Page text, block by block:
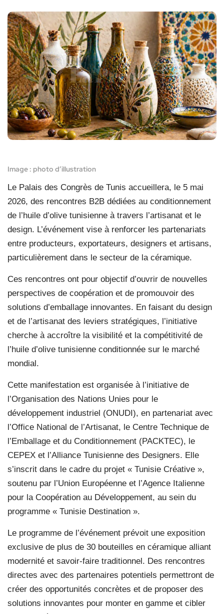
Image : photo d’illustration
Le Palais des Congrès de Tunis accueillera, le 5 mai
2026, des rencontres B2B dédiées au conditionnement
de l’huile d’olive tunisienne à travers l’artisanat et le
design. L’événement vise à renforcer les partenariats
entre producteurs, exportateurs, designers et artisans,
particulièrement dans le secteur de la céramique.
Ces rencontres ont pour objectif d’ouvrir de nouvelles
perspectives de coopération et de promouvoir des
solutions d’emballage innovantes. En faisant du design
et de l’artisanat des leviers stratégiques, l’initiative
cherche à accroître la visibilité et la compétitivité de
l’huile d’olive tunisienne conditionnée sur le marché
mondial.
Cette manifestation est organisée à l’initiative de
l’Organisation des Nations Unies pour le
développement industriel (ONUDI), en partenariat avec
l’Office National de l’Artisanat, le Centre Technique de
l’Emballage et du Conditionnement (PACKTEC), le
CEPEX et l’Alliance Tunisienne des Designers. Elle
s’inscrit dans le cadre du projet « Tunisie Créative »,
soutenu par l’Union Européenne et l’Agence Italienne
pour la Coopération au Développement, au sein du
programme « Tunisie Destination ».
Le programme de l’événement prévoit une exposition
exclusive de plus de 30 bouteilles en céramique alliant
modernité et savoir-faire traditionnel. Des rencontres
directes avec des partenaires potentiels permettront de
créer des opportunités concrètes et de proposer des
solutions innovantes pour monter en gamme et cibler